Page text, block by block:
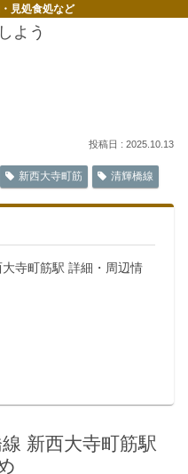
見処食処など
よう
2025.10.13
新西大寺町筋 清輝橋線
寺町筋駅 詳細・周辺情
新西大寺町筋駅